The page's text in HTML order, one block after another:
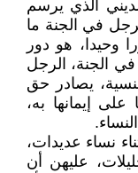
الذي يرسم
في الجنة ما
وحيدا، هو دور
الجنة، الرجل
يصادر حق
على إيمانها به،
نساء عديدات،
عليهن أن